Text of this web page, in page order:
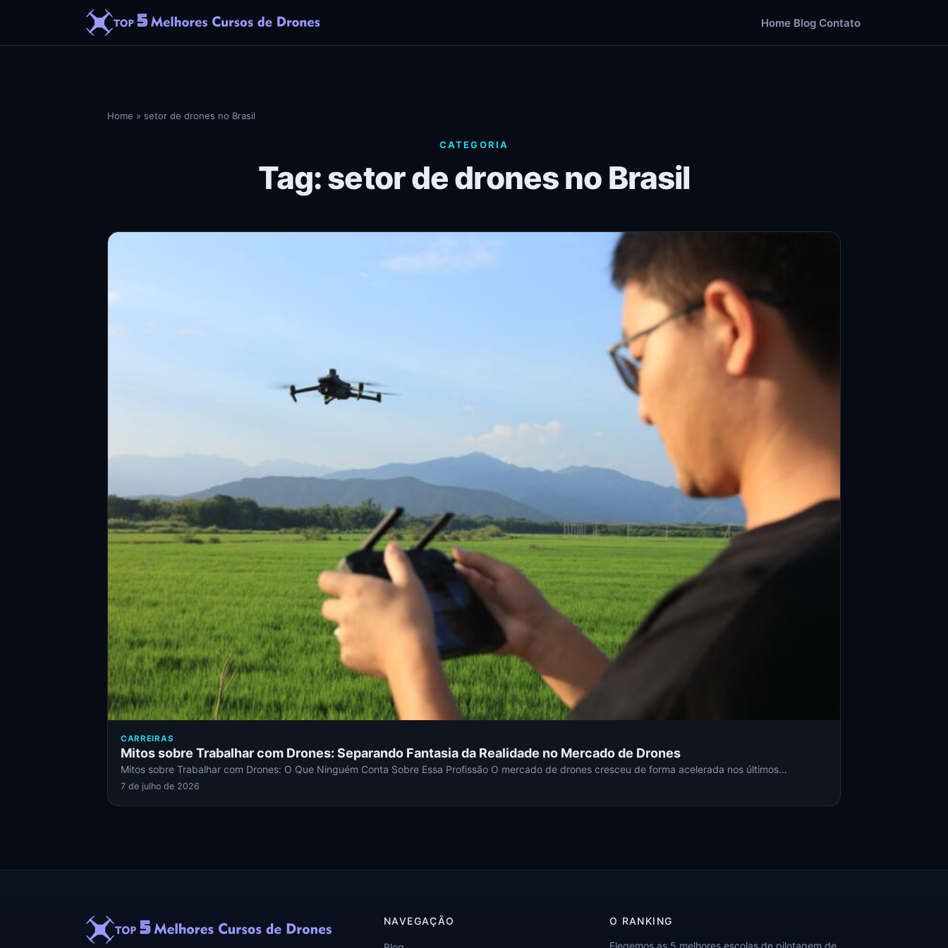
Home Blog Contato
Home » setor de drones no Brasil
CATEGORIA
Tag: setor de drones no Brasil
CARREIRAS
Mitos sobre Trabalhar com Drones: Separando Fantasia da Realidade no Mercado de Drones
Mitos sobre Trabalhar com Drones: O Que Ninguém Conta Sobre Essa Profissão O mercado de drones cresceu de forma acelerada nos últimos…
7 de julho de 2026
NAVEGAÇÃO O RANKING
Elegemos as 5 melhores escolas de pilotagem de